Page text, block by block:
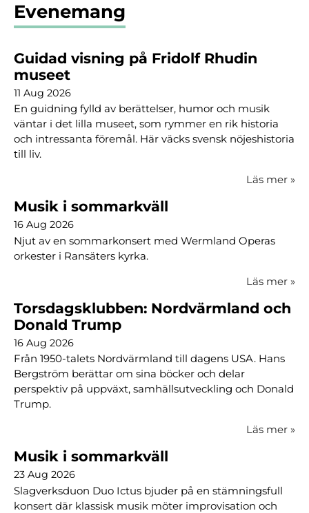
Evenemang
Guidad visning på Fridolf Rhudin
museet
11 Aug 2026
En guidning fylld av berättelser, humor och musik
väntar i det lilla museet, som rymmer en rik historia
och intressanta föremål. Här väcks svensk nöjeshistoria
till liv.
Läs mer »
Musik i sommarkväll
16 Aug 2026
Njut av en sommarkonsert med Wermland Operas
orkester i Ransäters kyrka.
Läs mer »
Torsdagsklubben: Nordvärmland och
Donald Trump
16 Aug 2026
Från 1950-talets Nordvärmland till dagens USA. Hans
Bergström berättar om sina böcker och delar
perspektiv på uppväxt, samhällsutveckling och Donald
Trump.
Läs mer »
Musik i sommarkväll
23 Aug 2026
Slagverksduon Duo Ictus bjuder på en stämningsfull
konsert där klassisk musik möter improvisation och